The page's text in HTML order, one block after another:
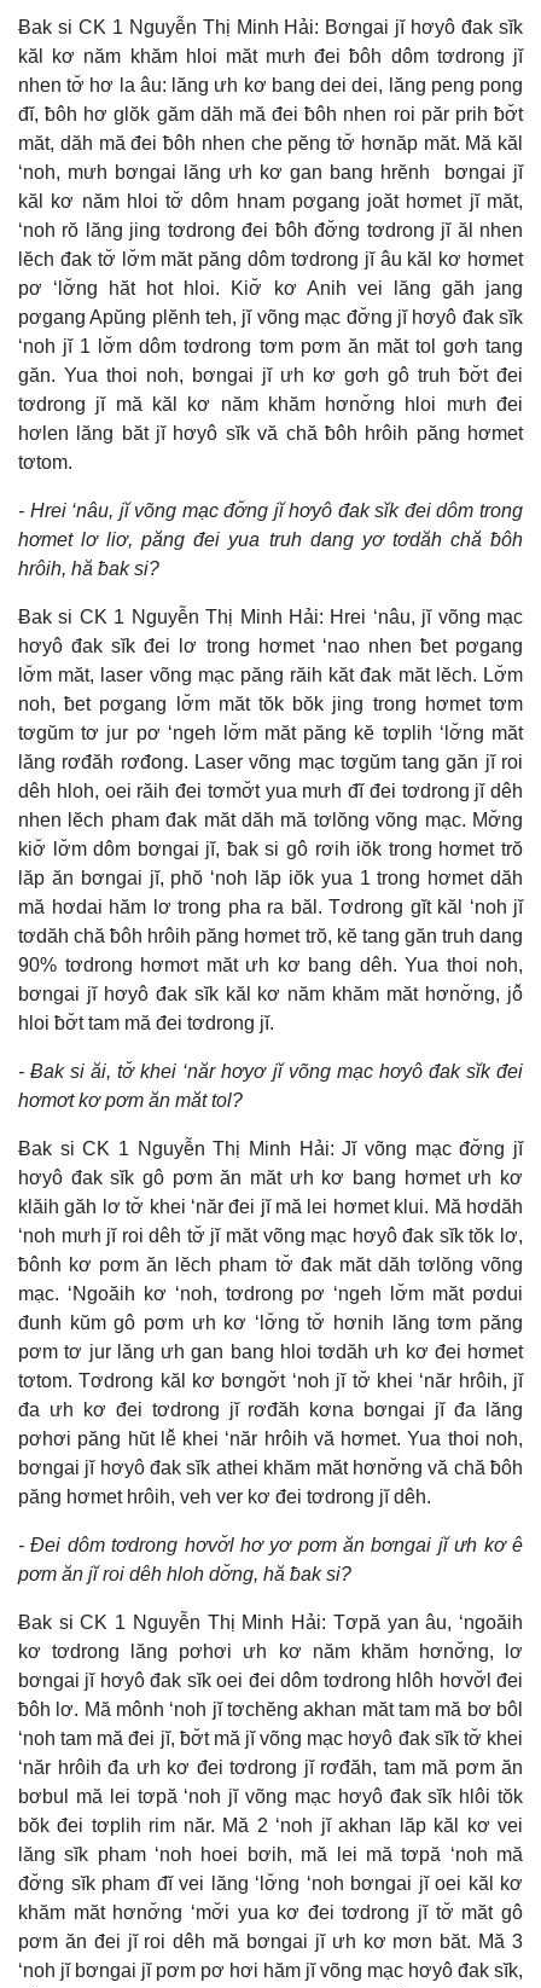
Ƀak si CK 1 Nguyễn Thị Minh Hải: Bơngai jĭ hơyô đak sĭk
kăl kơ năm khăm hloi măt mưh đei ƀôh dôm tơdrong jĭ
nhen tơ̆ hơ la âu: lăng ưh kơ bang dei dei, lăng peng pong
đĭ, ƀôh hơ glŏk găm dăh mă đei ƀôh nhen roi păr prih ƀơ̆t
măt, dăh mă đei ƀôh nhen che pĕng tơ̆ hơnăp măt. Mă kăl
‘noh, mưh bơngai lăng ưh kơ gan bang hrĕnh bơngai jĭ
kăl kơ năm hloi tơ̆ dôm hnam pơgang joăt hơmet jĭ măt,
‘noh rŏ lăng jing tơdrong đei ƀôh đơ̆ng tơdrong jĭ ăl nhen
lĕch đak tơ̆ lơ̆m măt păng dôm tơdrong jĭ âu kăl kơ hơmet
pơ ‘lơ̆ng hăt hot hloi. Kiơ̆ kơ Anih vei lăng găh jang
pơgang Apŭng plĕnh teh, jĭ võng mạc đơ̆ng jĭ hơyô đak sĭk
‘noh jĭ 1 lơ̆m dôm tơdrong tơm pơm ăn măt tol gơh tang
găn. Yua thoi noh, bơngai jĭ ưh kơ gơh gô truh ƀơ̆t đei
tơdrong jĭ mă kăl kơ năm khăm hơnơ̆ng hloi mưh đei
hơlen lăng băt jĭ hơyô sĭk vă chă ƀôh hrôih păng hơmet
tơtom.
- Hrei ‘nâu, jĭ võng mạc đơ̆ng jĭ hơyô đak sĭk đei dôm trong
hơmet lơ liơ, păng đei yua truh dang yơ tơdăh chă ƀôh
hrôih, hă ƀak si?
Ƀak si CK 1 Nguyễn Thị Minh Hải: Hrei ‘nâu, jĭ võng mạc
hơyô đak sĭk đei lơ trong hơmet ‘nao nhen ƀet pơgang
lơ̆m măt, laser võng mạc păng răih kăt đak măt lĕch. Lơ̆m
noh, ƀet pơgang lơ̆m măt tŏk bŏk jing trong hơmet tơm
tơgŭm tơ jur pơ ‘ngeh lơ̆m măt păng kĕ tơplih ‘lơ̆ng măt
lăng rơđăh rơđong. Laser võng mạc tơgŭm tang găn jĭ roi
dêh hloh, oei răih đei tơmơ̆t yua mưh đĭ đei tơdrong jĭ dêh
nhen lĕch pham đak măt dăh mă tơlŏng võng mạc. Mơ̆ng
kiơ̆ lơ̆m dôm bơngai jĭ, ƀak si gô rơih iŏk trong hơmet trŏ
lăp ăn bơngai jĭ, phŏ ‘noh lăp iŏk yua 1 trong hơmet dăh
mă hơdai hăm lơ trong pha ra băl. Tơdrong gĭt kăl ‘noh jĭ
tơdăh chă ƀôh hrôih păng hơmet trŏ, kĕ tang găn truh dang
90% tơdrong hơmơt măt ưh kơ bang dêh. Yua thoi noh,
bơngai jĭ hơyô đak sĭk kăl kơ năm khăm măt hơnơ̆ng, jô̆
hloi ƀơ̆t tam mă đei tơdrong jĭ.
- Ƀak si ăi, tơ̆ khei ‘năr hơyơ jĭ võng mạc hơyô đak sĭk đei
hơmơt kơ pơm ăn măt tol?
Ƀak si CK 1 Nguyễn Thị Minh Hải: Jĭ võng mạc đơ̆ng jĭ
hơyô đak sĭk gô pơm ăn măt ưh kơ bang hơmet ưh kơ
klăih găh lơ tơ̆ khei ‘năr đei jĭ mă lei hơmet klui. Mă hơdăh
‘noh mưh jĭ roi dêh tơ̆ jĭ măt võng mạc hơyô đak sĭk tŏk lơ,
ƀônh kơ pơm ăn lĕch pham tơ̆ đak măt dăh tơlŏng võng
mạc. ‘Ngoăih kơ ‘noh, tơdrong pơ ‘ngeh lơ̆m măt pơdui
đunh kŭm gô pơm ưh kơ ‘lơ̆ng tơ̆ hơnih lăng tơm păng
pơm tơ jur lăng ưh gan bang hloi tơdăh ưh kơ đei hơmet
tơtom. Tơdrong kăl kơ bơngơ̆t ‘noh jĭ tơ̆ khei ‘năr hrôih, jĭ
đa ưh kơ đei tơdrong jĭ rơđăh kơna bơngai jĭ đa lăng
pơhơi păng hŭt lê̆ khei ‘năr hrôih vă hơmet. Yua thoi noh,
bơngai jĭ hơyô đak sĭk athei khăm măt hơnơ̆ng vă chă ƀôh
păng hơmet hrôih, veh ver kơ đei tơdrong jĭ dêh.
- Đei dôm tơdrong hơvơ̆l hơ yơ pơm ăn bơngai jĭ ưh kơ ê
pơm ăn jĭ roi dêh hloh dơ̆ng, hă ƀak si?
Ƀak si CK 1 Nguyễn Thị Minh Hải: Tơpă yan âu, ‘ngoăih
kơ tơdrong lăng pơhơi ưh kơ năm khăm hơnơ̆ng, lơ
bơngai jĭ hơyô đak sĭk oei đei dôm tơdrong hlôh hơvơ̆l đei
ƀôh lơ. Mă mônh ‘noh jĭ tơchĕng akhan măt tam mă bơ bôl
‘noh tam mă đei jĭ, ƀơ̆t mă jĭ võng mạc hơyô đak sĭk tơ̆ khei
‘năr hrôih đa ưh kơ đei tơdrong jĭ rơđăh, tam mă pơm ăn
bơbul mă lei tơpă ‘noh jĭ võng mạc hơyô đak sĭk hlôi tŏk
bŏk đei tơplih rim năr. Mă 2 ‘noh jĭ akhan lăp kăl kơ vei
lăng sĭk pham ‘noh hoei bơih, mă lei mă tơpă ‘noh mă
đơ̆ng sĭk pham đĭ vei lăng ‘lơ̆ng ‘noh bơngai jĭ oei kăl kơ
khăm măt hơnơ̆ng ‘mơ̆i yua kơ đei tơdrong jĭ tơ̆ măt gô
pơm ăn đei jĭ roi dêh mă bơngai jĭ ưh kơ mơn băt. Mă 3
‘noh jĭ bơngai jĭ pơm pơ hơi hăm jĭ võng mạc hơyô đak sĭk,